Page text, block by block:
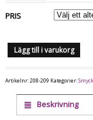
PRIS
Lägg till i varukorg
Artikelnr:208-209 Kategorier:
Beskrivning